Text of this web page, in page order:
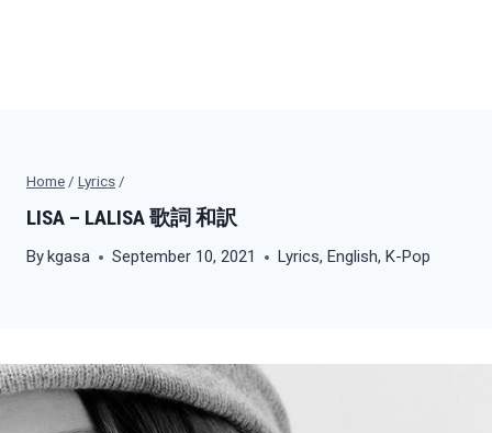
Home / Lyrics /
LISA – LALISA 歌詞 和訳
Bykgasa September 10, 2021 Lyrics,English,K-Pop